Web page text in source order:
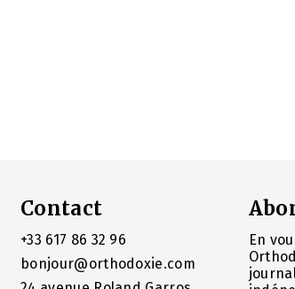
Contact
+33 617 86 32 96
bonjour@orthodoxie.com
En